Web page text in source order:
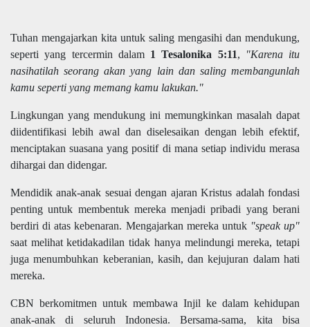
Tuhan mengajarkan kita untuk saling mengasihi dan mendukung,
seperti yang tercermin dalam 1 Tesalonika 5:11,
"Karena itu
nasihatilah seorang akan yang lain dan saling membangunlah
kamu seperti yang memang kamu lakukan."
Lingkungan yang mendukung ini memungkinkan masalah dapat
diidentifikasi lebih awal dan diselesaikan dengan lebih efektif,
menciptakan suasana yang positif di mana setiap individu merasa
dihargai dan didengar.
Mendidik anak-anak sesuai dengan ajaran Kristus adalah fondasi
penting untuk membentuk mereka menjadi pribadi yang berani
berdiri di atas kebenaran. Mengajarkan mereka untuk "speak up"
saat melihat ketidakadilan tidak hanya melindungi mereka, tetapi
juga menumbuhkan keberanian, kasih, dan kejujuran dalam hati
mereka.
CBN berkomitmen untuk membawa Injil ke dalam kehidupan
anak-anak di seluruh Indonesia. Bersama-sama, kita bisa